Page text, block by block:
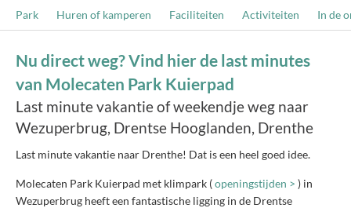
Park Huren of kamperen Faciliteiten Activiteiten In de
Nu direct weg? Vind hier de last minutes
van Molecaten Park Kuierpad
Last minute vakantie of weekendje weg naar
Wezuperbrug, Drentse Hooglanden, Drenthe
Last minute vakantie naar Drenthe! Dat is een heel goed idee.
Molecaten Park Kuierpad met klimpark (openingstijden > ) in
Wezuperbrug heeft een fantastische ligging in de Drentse